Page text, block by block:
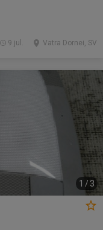
Vatra Dornei, SV
9 jul.
1 / 3